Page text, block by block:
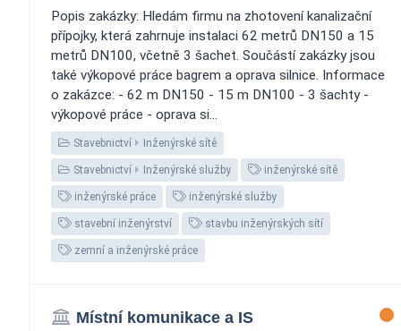
Popis zakázky: Hledám firmu na zhotovení kanalizační
přípojky, která zahrnuje instalaci 62 metrů DN150 a 15
metrů DN100, včetně 3 šachet. Součástí zakázky jsou
také výkopové práce bagrem a oprava silnice. Informace
o zakázce: - 62 m DN150 - 15 m DN100 - 3 šachty -
výkopové práce - oprava si...
Stavebnictví Inženýrské sítě
Stavebnictví Inženýrské služby inženýrské sítě
inženýrské práce inženýrské služby
stavební inženýrství stavbu inženýrských sítí
zemní a inženýrské práce
Místní komunikace a IS